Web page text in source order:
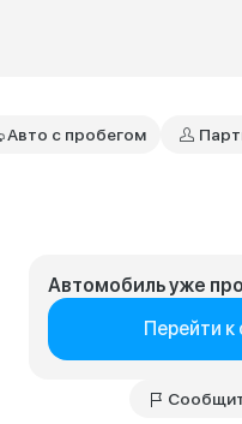
Авто с пробегом
Автомобиль уже
Перейти к